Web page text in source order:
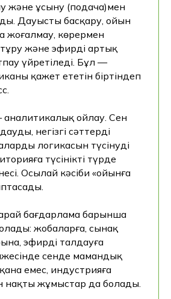
және ұсыну (подача)мен
Дауысты басқару, ойын
жоғалмау, көрермен
және эфирді артық
үйретіледі. Бұл —
қажет ететін біртіндеп
ойлау. Сен
негізгі сәттерді
логикасын түсінуді
түсінікті түрде
Осылай кәсіби «ойынға
бағдарлама барынша
жобаларға, сынақ
эфирді талдауға
сенде мамандық
емес, индустрияға
нақты жұмыстар да болады.